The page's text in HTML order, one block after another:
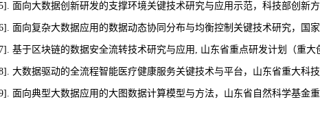
面向大数据创新研发的支撑环境关键技术研究与应用示范，科技部创新
面向复杂大数据应用的数据动态协同分布与均衡控制关键技术研究，国
基于区块链的数据安全流转技术研究与应用, 山东省重点研发计划（重大
大数据驱动的全流程智能医疗健康服务关键技术与平台，山东省重大科
面向典型大数据应用的大图数据计算模型与方法，山东省自然科学基金